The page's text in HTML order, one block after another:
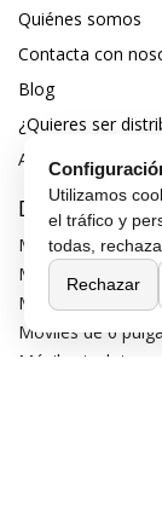
Quiénes somos
Contacta con
Blog
¿Quieres ser
Afiliación y
Destacados
Móviles de gama
Móviles con
Móviles sin
Móviles de 6
Móviles
Utilizamos
el tráfico y
todas,
Rechazar